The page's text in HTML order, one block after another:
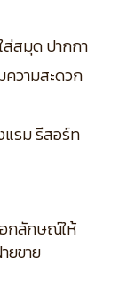
ส่สมุด ปากกา
วามสะดวก
แรม รีสอร์ท
อกลักษณ์ให้
ยขาย